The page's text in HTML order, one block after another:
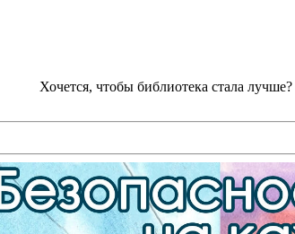
Хочется, чтобы библиотека стала лучше?